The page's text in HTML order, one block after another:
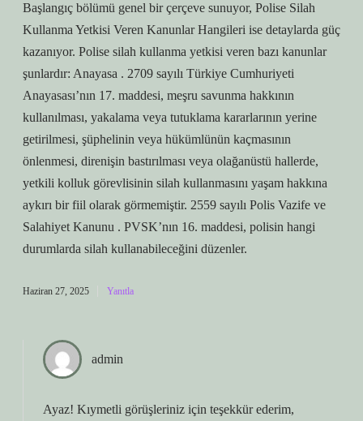
Başlangıç bölümü genel bir çerçeve sunuyor, Polise Silah
Kullanma Yetkisi Veren Kanunlar Hangileri ise detaylarda güç
kazanıyor. Polise silah kullanma yetkisi veren bazı kanunlar
şunlardır: Anayasa . 2709 sayılı Türkiye Cumhuriyeti
Anayasası’nın 17. maddesi, meşru savunma hakkının
kullanılması, yakalama veya tutuklama kararlarının yerine
getirilmesi, şüphelinin veya hükümlünün kaçmasının
önlenmesi, direnişin bastırılması veya olağanüstü hallerde,
yetkili kolluk görevlisinin silah kullanmasını yaşam hakkına
aykırı bir fiil olarak görmemiştir. 2559 sayılı Polis Vazife ve
Salahiyet Kanunu . PVSK’nın 16. maddesi, polisin hangi
durumlarda silah kullanabileceğini düzenler.
Haziran 27, 2025 Yanıtla
admin
Ayaz! Kıymetli görüşleriniz için teşekkür ederim,